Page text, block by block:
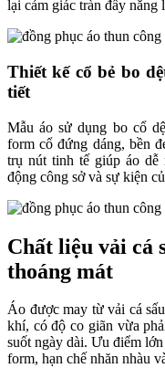
lại cảm giác tràn đầy
Thiết kế cổ bẻ bo
tiết
Mẫu áo sử dụng bo cổ
form cổ đứng dáng, bền
trụ nút tinh tế giúp áo dễ
động công sở và sự kiện
Chất liệu vải cá
thoáng mát
Áo được may từ vải cá
khí, có độ co giãn vừa
suốt ngày dài. Ưu điểm
form, hạn chế nhăn nhàu